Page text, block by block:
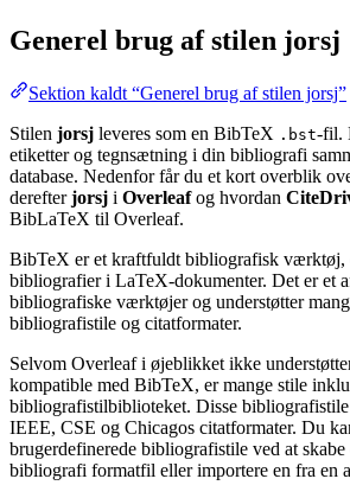
Generel brug af stilen jorsj
Sektion kaldt “Generel brug af stilen jorsj”
Stilen jorsj leveres som en BibTeX .bst-fil.
etiketter og tegnsætning i din bibliografi
database. Nedenfor får du et kort overblik
derefterjorsj i Overleafog hvordan
BibLaTeX til Overleaf.
BibTeX er et kraftfuldt bibliografisk værktøj,
bibliografier i LaTeX-dokumenter. Det er et
bibliografiske værktøjer og understøtter
bibliografistile og citatformater.
Selvom Overleaf i øjeblikket ikke
kompatible med BibTeX, er mange stile
bibliografistilbiblioteket. Disse
IEEE, CSE og Chicagos citatformater. Du
brugerdefinerede bibliografistile ved at
bibliografi formatfil eller importere en fra en